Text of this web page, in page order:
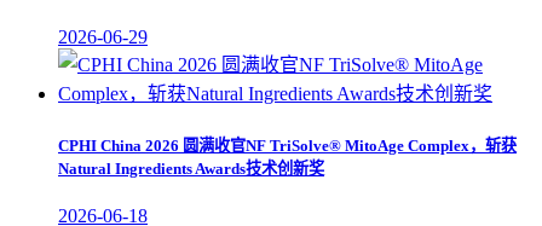
2026-06-29
CPHI China 2026 圆满收官NF TriSolve® MitoAge Complex，斩获
Natural Ingredients Awards技术创新奖
2026-06-18